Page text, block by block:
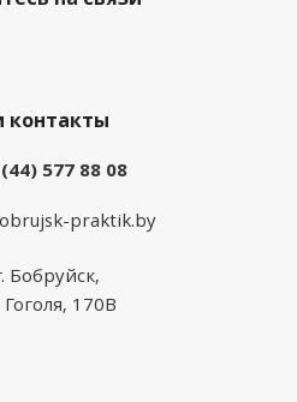
577 88 08
praktik.by
Бобруйск,
Гоголя, 170В